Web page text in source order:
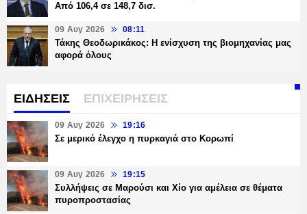
Από 106,4 σε 148,7 δισ.
09 Αυγ 2026 08:11
Τάκης Θεοδωρικάκος: Η ενίσχυση της βιομηχανίας μας
αφορά όλους
ΕΙΔΗΣΕΙΣ ΕΠΙΧΕΙΡΗΣΕΙΣ
09 Αυγ 2026 19:16
Σε μερικό έλεγχο η πυρκαγιά στο Κορωπί
09 Αυγ 2026 19:15
Συλλήψεις σε Μαρούσι και Χίο για αμέλεια σε θέματα
πυροπροστασίας